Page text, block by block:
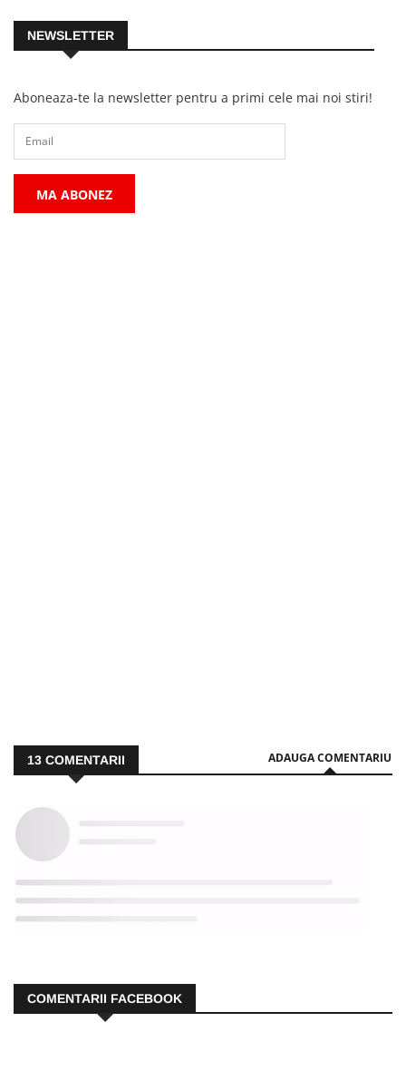
NEWSLETTER
Aboneaza-te la newsletter pentru a primi cele mai noi stiri!
MA ABONEZ
13 COMENTARII ADAUGA COMENTARIU
COMENTARII FACEBOOK